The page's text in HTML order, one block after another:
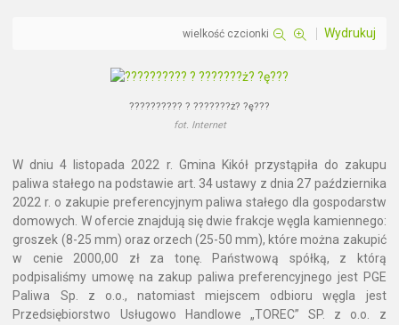
wielkość czcionki Wydrukuj
?????????? ? ???????ż? ?ę???
fot. Internet
W dniu 4 listopada 2022 r. Gmina Kikół przystąpiła do zakupu
paliwa stałego na podstawie art. 34 ustawy z dnia 27 października
2022 r. o zakupie preferencyjnym paliwa stałego dla gospodarstw
domowych. W ofercie znajdują się dwie frakcje węgla kamiennego:
groszek (8-25 mm) oraz orzech (25-50 mm), które można zakupić
w cenie 2000,00 zł za tonę. Państwową spółką, z którą
podpisaliśmy umowę na zakup paliwa preferencyjnego jest PGE
Paliwa Sp. z o.o., natomiast miejscem odbioru węgla jest
Przedsiębiorstwo Usługowo Handlowe „TOREC” SP. z o.o. z